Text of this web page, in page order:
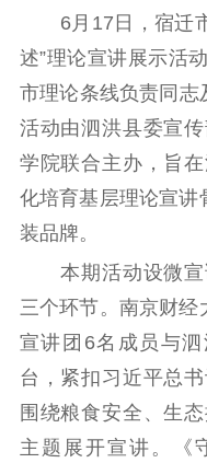
告
理论学习
社科强省
江苏文脉
主题宣传
记者之家
6月17日，宿迁市
述”理论宣讲展示活
市理论条线负责同志
活动由泗洪县委宣
学院联合主办，旨
化培育基层理论宣讲
装品牌。
本期活动设微宣
三个环节。南京财经
宣讲团6名成员与
台，紧扣习近平总
围绕粮食安全、生
主题展开宣讲。《